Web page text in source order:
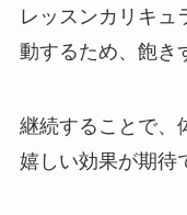
レッスンカリキュ
動するため、飽き
継続することで、
嬉しい効果が期待